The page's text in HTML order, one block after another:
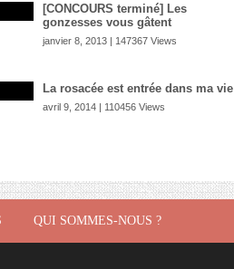
[CONCOURS terminé] Les
gonzesses vous gâtent
janvier 8, 2013 | 147367 Views
La rosacée est entrée dans ma vie
avril 9, 2014 | 110456 Views
QUI SOMMES-NOUS ?